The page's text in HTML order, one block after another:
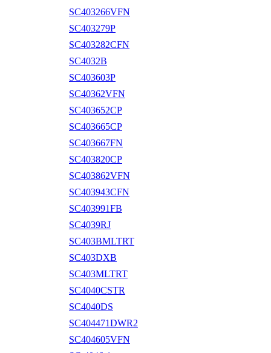
SC403266VFN
SC403279P
SC403282CFN
SC4032B
SC403603P
SC40362VFN
SC403652CP
SC403665CP
SC403667FN
SC403820CP
SC403862VFN
SC403943CFN
SC403991FB
SC4039RJ
SC403BMLTRT
SC403DXB
SC403MLTRT
SC4040CSTR
SC4040DS
SC404471DWR2
SC404605VFN